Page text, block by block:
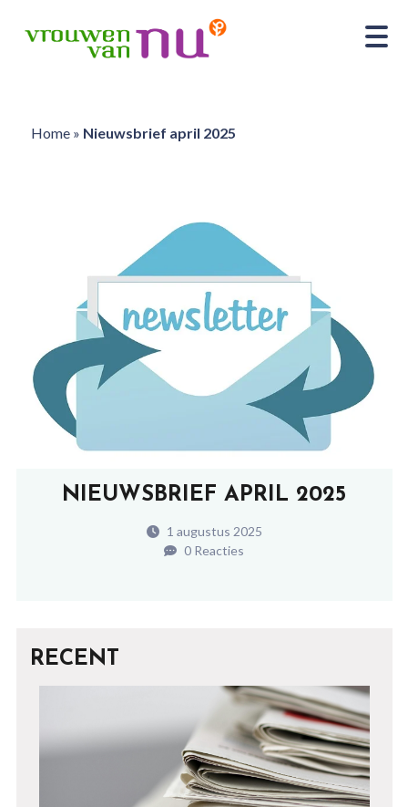
Home» Nieuwsbrief april 2025
NIEUWSBRIEF APRIL 2025
1 augustus 2025
0 Reacties
RECENT